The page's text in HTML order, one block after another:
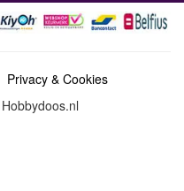
Privacy & Cookies